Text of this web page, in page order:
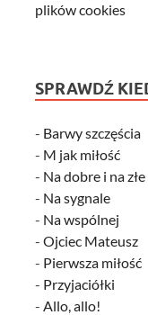
plików cookies
SPRAWDŹ
- Barwy szczęścia
- M jak miłość
- Na dobre i na złe
- Na sygnale
- Na wspólnej
-Ojciec Mateusz
- Pierwsza miłość
- Przyjaciółki
-Allo, allo!